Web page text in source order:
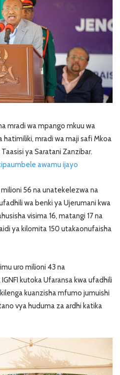
mradi wa mpango mkuu wa
hatimiliki, mradi wa maji safi Mkoa
ya Saratani Zanzibar.
awamu ijayo
56 na unatekelezwa na
wa benki ya Ujerumani kwa
visima 16, matangi 17 na
ya kilomita 150 utakaonufaisha
uro milioni 43 na
kutoka Ufaransa kwa ufadhili
kuanzisha mfumo jumuishi
vya huduma za ardhi katika